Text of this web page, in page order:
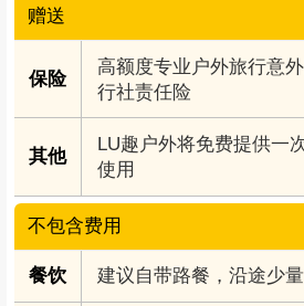
赠送
保险
高额度专业户外旅行意
行社责任险
其他
LU趣户外将免费提供一
使用
不包含费用
餐饮 建议自带路餐，沿途少